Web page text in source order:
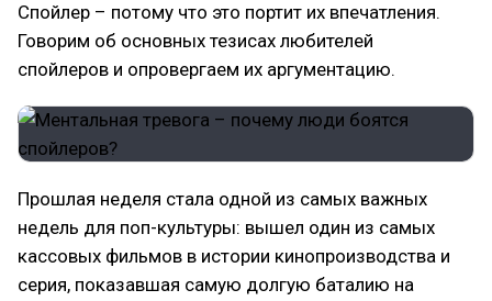
Спойлер – потому что это портит их впечатления.
Говорим об основных тезисах любителей
спойлеров и опровергаем их аргументацию.
Прошлая неделя стала одной из самых важных
недель для поп-культуры: вышел один из самых
кассовых фильмов в истории кинопроизводства и
серия, показавшая самую долгую баталию на